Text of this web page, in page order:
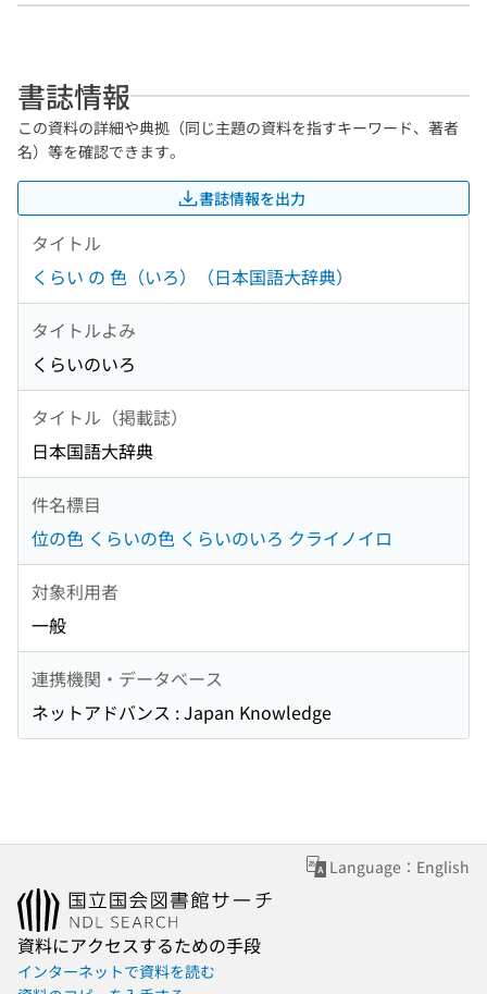
書誌情報
この資料の詳細や典拠（同じ主題の資料を指すキーワード、著者
名）等を確認できます。
書誌情報を出力
タイトル
くらい の 色（いろ）（日本国語大辞典）
タイトルよみ
くらいのいろ
タイトル（掲載誌）
日本国語大辞典
件名標目
位の色 くらいの色 くらいのいろ クライノイロ
対象利用者
一般
連携機関・データベース
ネットアドバンス : Japan Knowledge
Language：English
資料にアクセスするための手段
インターネットで資料を読む